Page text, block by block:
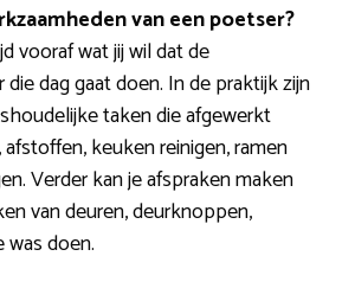
van een poetser?
vooraf wat jij wil dat de
dag gaat doen. In de praktijk zijn
taken die afgewerkt
keuken reinigen, ramen
Verder kan je afspraken maken
van deuren, deurknoppen,
doen.